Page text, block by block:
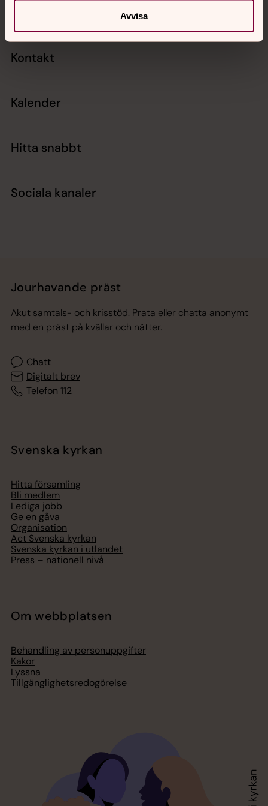
Avvisa
Kontakt
Kalender
Hitta snabbt
Sociala kanaler
Jourhavande präst
Akut samtals- och krisstöd. Prata eller chatta anonymt
med en präst på kvällar och nätter.
Chatt
Digitalt brev
Telefon 112
Svenska kyrkan
Hitta församling
Bli medlem
Lediga jobb
Ge en gåva
Organisation
Act Svenska kyrkan
Svenska kyrkan i utlandet
Press – nationell nivå
Om webbplatsen
Behandling av personuppgifter
Kakor
Lyssna
Tillgänglighetsredogörelse